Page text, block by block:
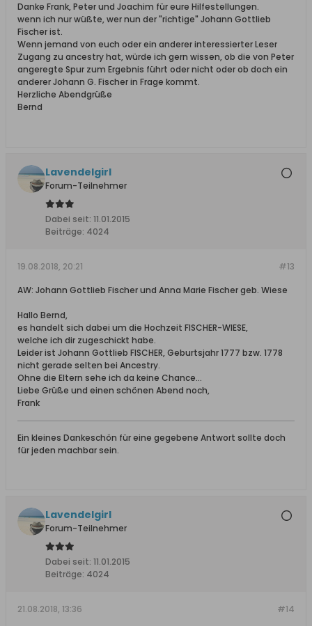
Danke Frank, Peter und Joachim für eure Hilfestellungen.
wenn ich nur wüßte, wer nun der "richtige" Johann Gottlieb
Fischer ist.
Wenn jemand von euch oder ein anderer interessierter Leser
Zugang zu ancestry hat, würde ich gern wissen, ob die von Peter
angeregte Spur zum Ergebnis führt oder nicht oder ob doch ein
anderer Johann G. Fischer in Frage kommt.
Herzliche Abendgrüße
Bernd
Lavendelgirl
Forum-Teilnehmer
Dabei seit: 11.01.2015
Beiträge: 4024
#13
19.08.2018, 20:21
AW: Johann Gottlieb Fischer und Anna Marie Fischer geb. Wiese
Hallo Bernd,
es handelt sich dabei um die Hochzeit FISCHER-WIESE,
welche ich dir zugeschickt habe.
Leider ist Johann Gottlieb FISCHER, Geburtsjahr 1777 bzw. 1778
nicht gerade selten bei Ancestry.
Ohne die Eltern sehe ich da keine Chance...
Liebe Grüße und einen schönen Abend noch,
Frank
Ein kleines Dankeschön für eine gegebene Antwort sollte doch
für jeden machbar sein.
Lavendelgirl
Forum-Teilnehmer
Dabei seit: 11.01.2015
Beiträge: 4024
#14
21.08.2018, 13:36